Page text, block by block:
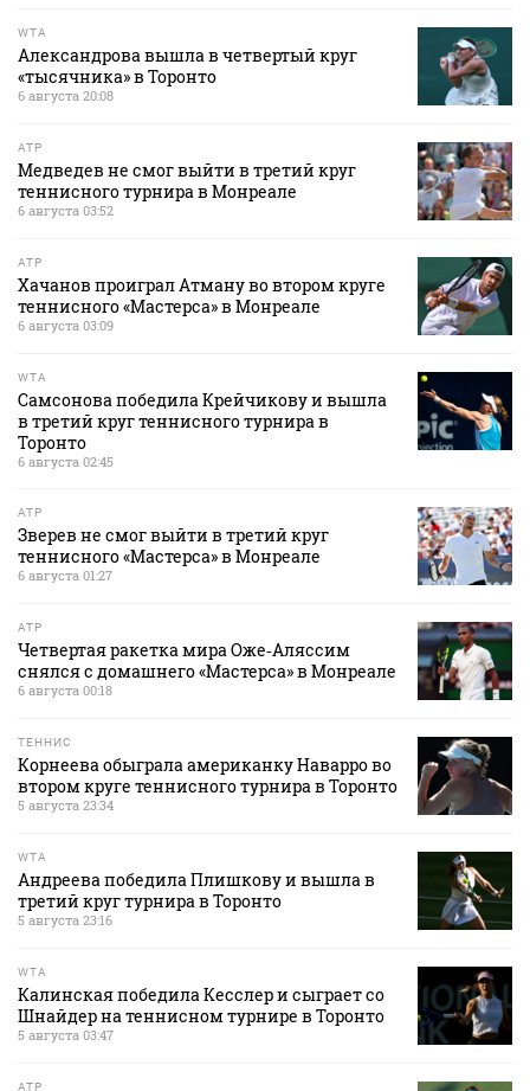
WTA
Александрова вышла в четвертый круг
«тысячника» в Торонто
6 августа 20:08
ATP
Медведев не смог выйти в третий круг
теннисного турнира в Монреале
6 августа 03:52
ATP
Хачанов проиграл Атману во втором круге
теннисного «Мастерса» в Монреале
6 августа 03:09
WTA
Самсонова победила Крейчикову и вышла
в третий круг теннисного турнира в
Торонто
6 августа 02:45
ATP
Зверев не смог выйти в третий круг
теннисного «Мастерса» в Монреале
6 августа 01:27
ATP
Четвертая ракетка мира Оже‑Аляссим
снялся с домашнего «Мастерса» в Монреале
6 августа 00:18
ТЕННИС
Корнеева обыграла американку Наварро во
втором круге теннисного турнира в Торонто
5 августа 23:34
WTA
Андреева победила Плишкову и вышла в
третий круг турнира в Торонто
5 августа 23:16
WTA
Калинская победила Кесслер и сыграет со
Шнайдер на теннисном турнире в Торонто
5 августа 03:47
ATP